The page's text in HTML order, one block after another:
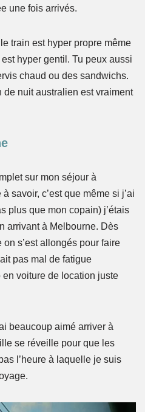
une fois arrivés.
train est hyper propre même
hyper gentil. Tu peux aussi
chaud ou des sandwichs.
de nuit australien est vraiment
sur mon séjour à
savoir, c’est que même si j’ai
plus que mon copain) j’étais
arrivant à Melbourne. Dès
on s’est allongés pour faire
pas mal de fatigue
voiture de location juste
beaucoup aimé arriver à
se réveille pour que les
l’heure à laquelle je suis